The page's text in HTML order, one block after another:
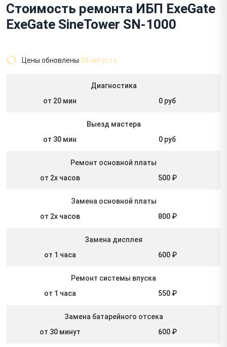
Стоимость ремонта ИБП ExeGate
ExeGate SineTower SN-1000
Цены обновлены 08 августа
Диагностика
от 20 мин
0 руб
Выезд мастера
от 30 мин
0 руб
Ремонт основной платы
от 2х часов
500 ₽
Замена основной платы
от 2х часов
800 ₽
Замена дисплея
от 1 часа
600 ₽
Ремонт системы впуска
от 1 часа
550 ₽
Замена батарейного отсека
от 30 минут
600 ₽